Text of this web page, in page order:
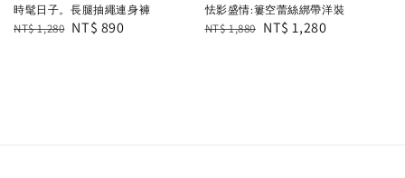
時髦日子。長腿抽繩連身褲
Regular
NT$ 1,280 Sale
NT$ 890
怯影盛情:簍空蕾絲綁帶洋裝
Regular
NT$ 1,880 Sale
NT$ 1,280